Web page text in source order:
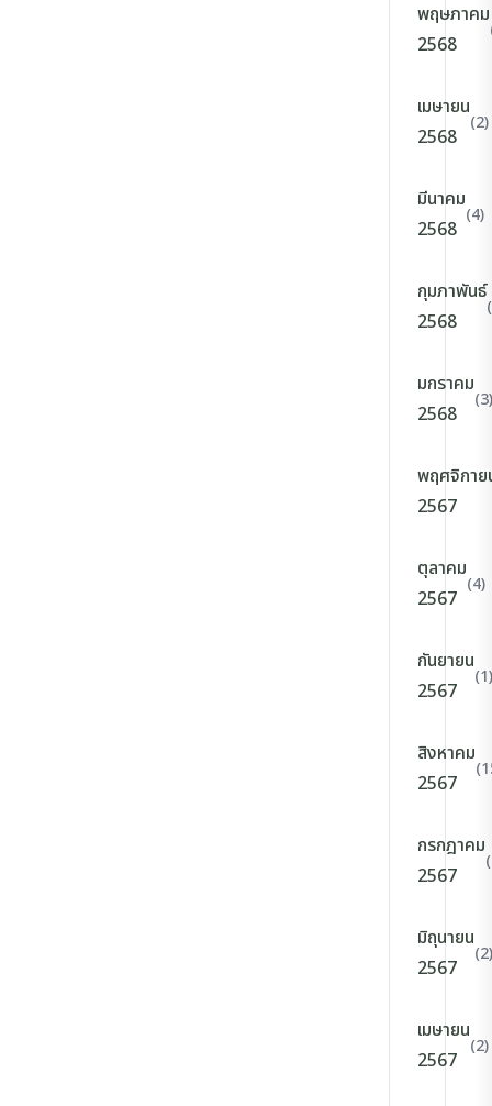
พฤษภาคม
2568
เมษายน
2568
(2)
มีนาคม
2568
(4)
กุมภาพันธ์
2568
มกราคม
2568
(3)
พฤศจิกาย
2567
ตุลาคม
2567
(4)
กันยายน
2567
(1)
สิงหาคม
2567
กรกฎาคม
2567
มิถุนายน
2567
(2)
เมษายน
2567
(2)